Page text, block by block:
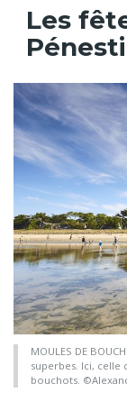
Les
MOULES DE
superbes. Ici, celle
bouchots.